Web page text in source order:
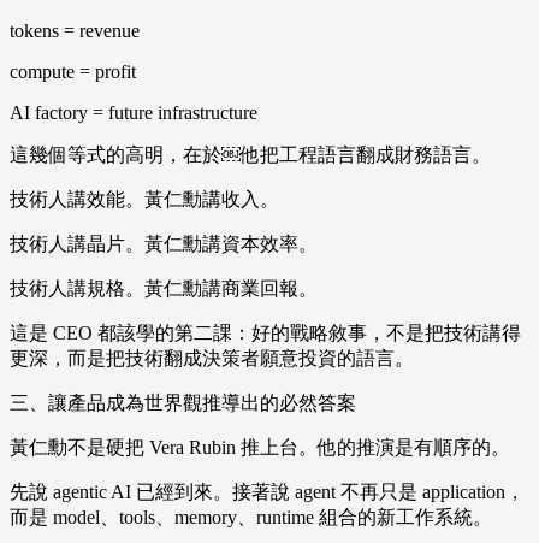
tokens = revenue
compute = profit
AI factory = future infrastructure
這幾個等式的高明，在於￼他把工程語言翻成財務語言。
技術人講效能。黃仁勳講收入。
技術人講晶片。黃仁勳講資本效率。
技術人講規格。黃仁勳講商業回報。
這是 CEO 都該學的第二課：好的戰略敘事，不是把技術講得
更深，而是把技術翻成決策者願意投資的語言。
三、讓產品成為世界觀推導出的必然答案
黃仁勳不是硬把 Vera Rubin 推上台。他的推演是有順序的。
先說 agentic AI 已經到來。接著說 agent 不再只是 application，
而是 model、tools、memory、runtime 組合的新工作系統。